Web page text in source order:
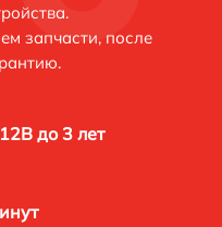
запчасти, после
до 3 лет